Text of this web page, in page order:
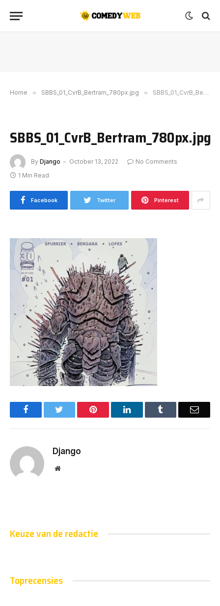
Home » SBBS_01_CvrB_Bertram_780px.jpg » SBBS_01_CvrB_Bertram_780px.jpg
SBBS_01_CvrB_Bertram_780px.jpg
By Django October 13, 2022
No Comments
1 Min Read
Facebook Twitter Pinterest
Facebook Pinterest LinkedIn Email
Django
Website
Keuze van de redactie
Toprecensies